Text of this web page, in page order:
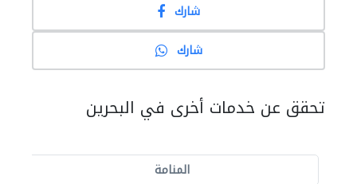
شارك
شارك
تحقق عن خدمات أخرى في البحرين
المنامة